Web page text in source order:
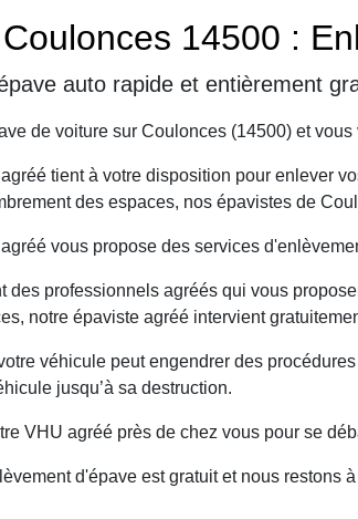
14500 :
auto rapide et entièrement
de voiture sur Coulonces (14500) et
tient à votre disposition pour enlever
des espaces, nos épavistes de
vous propose des services
des professionnels agréés qui vous
notre épaviste agréé intervient
véhicule peut engendrer des
jusqu’à sa destruction.
VHU agréé près de chez vous pour se
d'épave est gratuit et nous restons